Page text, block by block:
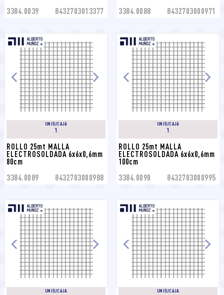
3384.0039 8432703013377 3384.0088 8432703000971
UNID/CAJA
1
ROLLO 25mt MALLA
ELECTROSOLDADA 6x6x0,6mm
80cm
3384.0089 8432703000988
UNID/CAJA
1
ROLLO 25mt MALLA
ELECTROSOLDADA 6x6x0,6mm
100cm
3384.0090 8432703000995
UNID/CAJA UNID/CAJA